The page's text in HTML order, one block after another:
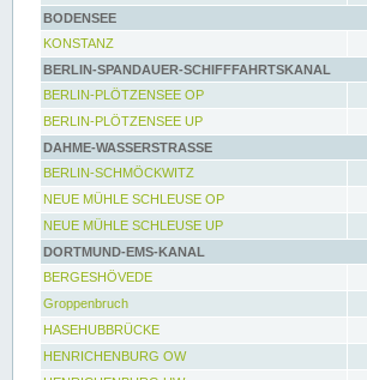
BODENSEE
KONSTANZ
BERLIN-SPANDAUER-SCHIFFFAHRTSKANAL
BERLIN-PLÖTZENSEE OP
BERLIN-PLÖTZENSEE UP
DAHME-WASSERSTRASSE
BERLIN-SCHMÖCKWITZ
NEUE MÜHLE SCHLEUSE OP
NEUE MÜHLE SCHLEUSE UP
DORTMUND-EMS-KANAL
BERGESHÖVEDE
Groppenbruch
HASEHUBBRÜCKE
HENRICHENBURG OW